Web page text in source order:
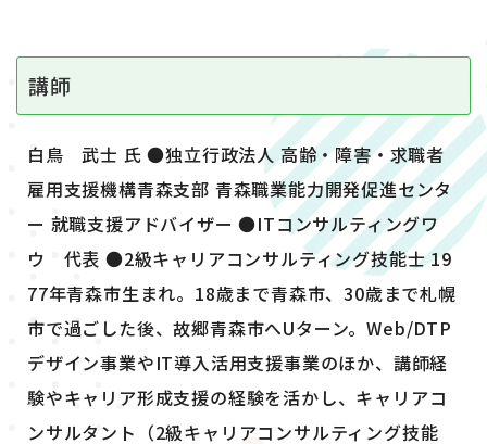
講師
白鳥 武士 氏 ●独立行政法人 高齢・障害・求職者
雇用支援機構青森支部 青森職業能力開発促進センタ
ー 就職支援アドバイザー ●ITコンサルティングワ
ウ 代表 ●2級キャリアコンサルティング技能士 19
77年青森市生まれ。18歳まで青森市、30歳まで札幌
市で過ごした後、故郷青森市へUターン。Web/DTP
デザイン事業やIT導入活用支援事業のほか、講師経
験やキャリア形成支援の経験を活かし、キャリアコ
ンサルタント（2級キャリアコンサルティング技能